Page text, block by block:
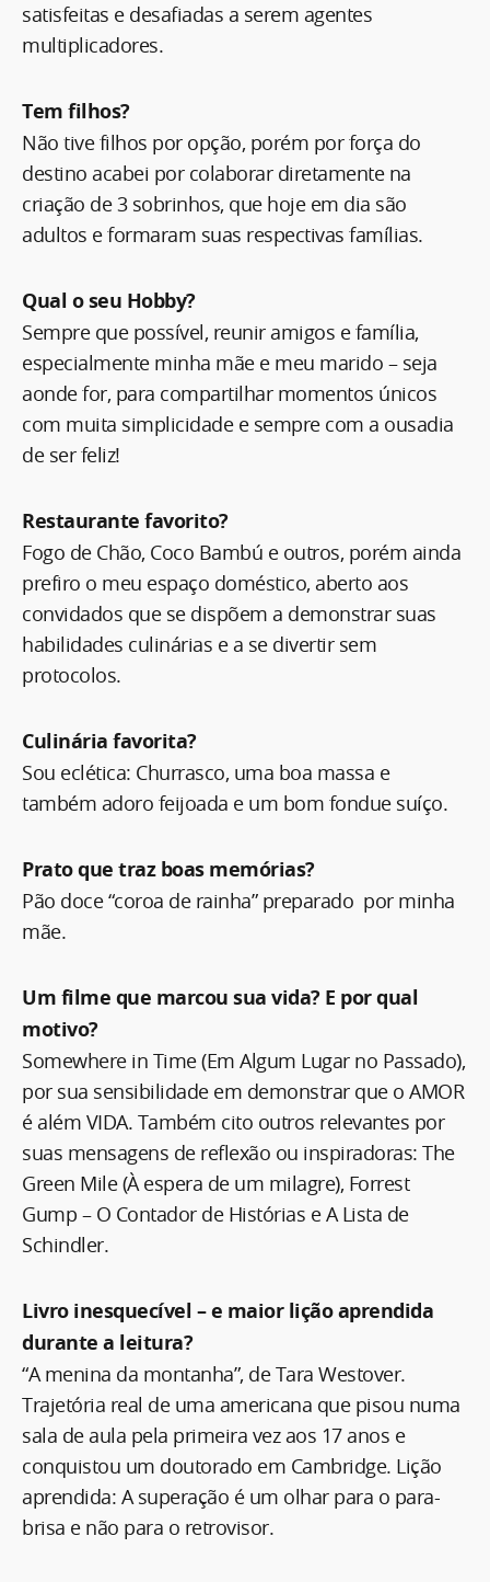
satisfeitas e desafiadas a serem agentes
multiplicadores.
Tem filhos?
Não tive filhos por opção, porém por força do
destino acabei por colaborar diretamente na
criação de 3 sobrinhos, que hoje em dia são
adultos e formaram suas respectivas famílias.
Qual o seu Hobby?
Sempre que possível, reunir amigos e família,
especialmente minha mãe e meu marido – seja
aonde for, para compartilhar momentos únicos
com muita simplicidade e sempre com a ousadia
de ser feliz!
Restaurante favorito?
Fogo de Chão, Coco Bambú e outros, porém ainda
prefiro o meu espaço doméstico, aberto aos
convidados que se dispõem a demonstrar suas
habilidades culinárias e a se divertir sem
protocolos.
Culinária favorita?
Sou eclética: Churrasco, uma boa massa e
também adoro feijoada e um bom fondue suíço.
Prato que traz boas memórias?
Pão doce “coroa de rainha” preparado por minha
mãe.
Um filme que marcou sua vida? E por qual
motivo?
Somewhere in Time (Em Algum Lugar no Passado),
por sua sensibilidade em demonstrar que o AMOR
é além VIDA. Também cito outros relevantes por
suas mensagens de reflexão ou inspiradoras: The
Green Mile (À espera de um milagre), Forrest
Gump – O Contador de Histórias e A Lista de
Schindler.
Livro inesquecível – e maior lição aprendida
durante a leitura?
“A menina da montanha”, de Tara Westover.
Trajetória real de uma americana que pisou numa
sala de aula pela primeira vez aos 17 anos e
conquistou um doutorado em Cambridge. Lição
aprendida: A superação é um olhar para o para-
brisa e não para o retrovisor.